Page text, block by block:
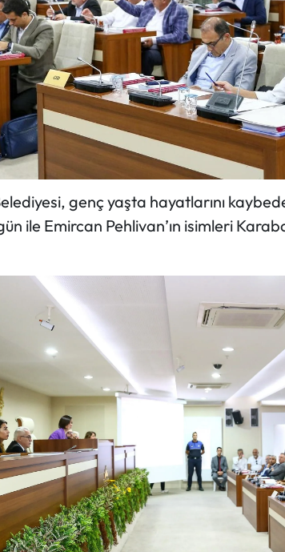
genç yaşta hayatlarını
ile Emircan Pehlivan’ın isimleri